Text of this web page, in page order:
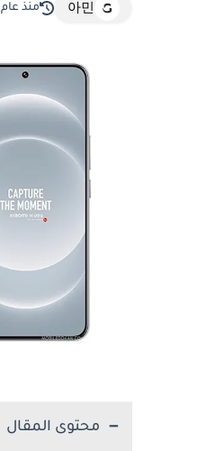
아민 منذ عام
محتوى المقال